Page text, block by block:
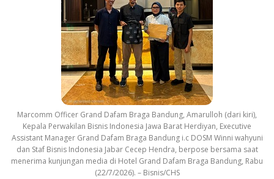
Marcomm Officer Grand Dafam Braga Bandung, Amarulloh (dari kiri),
Kepala Perwakilan Bisnis Indonesia Jawa Barat Herdiyan, Executive
Assistant Manager Grand Dafam Braga Bandung i.c DOSM Winni wahyuni
dan Staf Bisnis Indonesia Jabar Cecep Hendra, berpose bersama saat
menerima kunjungan media di Hotel Grand Dafam Braga Bandung, Rabu
(22/7/2026). – Bisnis/CHS